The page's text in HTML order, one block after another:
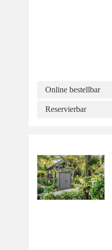
Online bestellbar
Reservierbar